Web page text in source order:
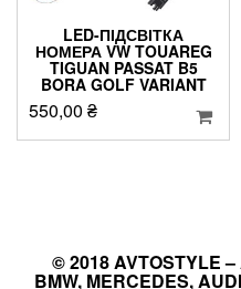
LED-ПІДСВІТКА
НОМЕРА VW TOUAREG
TIGUAN PASSAT B5
BORA GOLF VARIANT
550,00 ₴
© 2018
BMW, MERCEDES,